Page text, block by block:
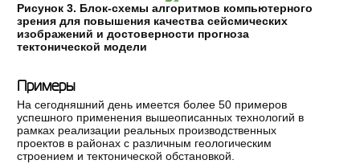
Рисунок 3. Блок-схемы алгоритмов компьютерного
зрения для повышения качества сейсмических
изображений и достоверности прогноза
тектонической модели
Примеры
На сегодняшний день имеется более 50 примеров
успешного применения вышеописанных технологий в
рамках реализации реальных производственных
проектов в районах с различным геологическим
строением и тектонической обстановкой.